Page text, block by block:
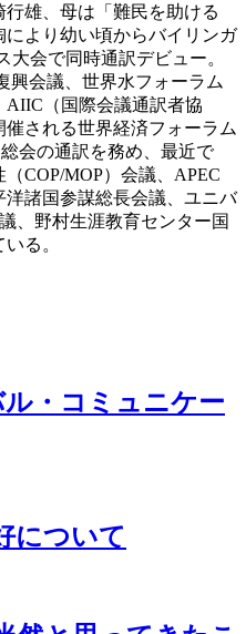
雄、母は「難民を助ける
より幼い頃からバイリンガ
大会で同時通訳デビュー。
興会議、世界水フォーラム
AIIC（国際会議通訳者協
される世界経済フォーラム
会の通訳を務め、最近で
COP/MOP）会議、APEC
諸国参謀総長会議、ユニバ
、野村生涯教育センター国
る。
・コミュニケー
について